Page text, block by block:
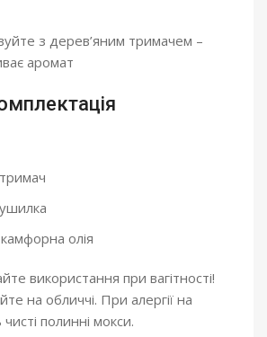
з дерев’яним тримачем –
аромат
олія
використання при вагітності!
на обличчі. При алергії на
полинні мокси.